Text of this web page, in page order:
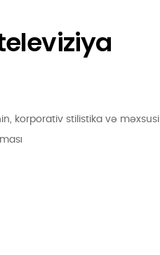
korporativ stilistika və məxsusi